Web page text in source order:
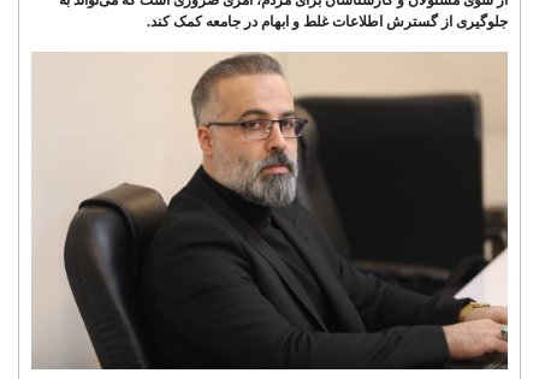
جلوگیری از گسترش اطلاعات غلط و ابهام در جامعه کمک کند.